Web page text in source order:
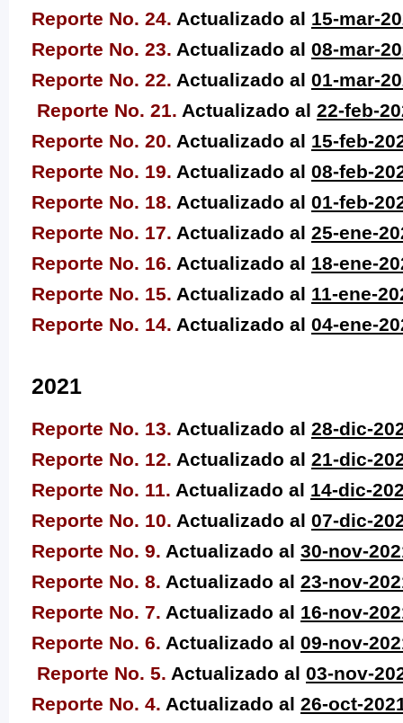
Reporte No. 24. Actualizado al 15-mar-
Reporte No. 23. Actualizado al 08-mar-
Reporte No. 22. Actualizado al 01-mar-
Reporte No. 21. Actualizado al 22-feb-
Reporte No. 20. Actualizado al 15-feb-
Reporte No. 19. Actualizado al 08-feb-
Reporte No. 18. Actualizado al 01-feb-
Reporte No. 17. Actualizado al 25-ene-
Reporte No. 16. Actualizado al 18-ene-
Reporte No. 15. Actualizado al 11-ene-
Reporte No. 14. Actualizado al 04-ene-
2021
Reporte No. 13. Actualizado al 28-dic-
Reporte No. 12. Actualizado al 21-dic-
Reporte No. 11. Actualizado al 14-dic-
Reporte No. 10. Actualizado al 07-dic-
Reporte No. 9. Actualizado al 30-nov-
Reporte No. 8. Actualizado al 23-nov-
Reporte No. 7. Actualizado al 16-nov-
Reporte No. 6. Actualizado al 09-nov-
Reporte No. 5. Actualizado al 03-nov-
Reporte No. 4. Actualizado al 26-oct-